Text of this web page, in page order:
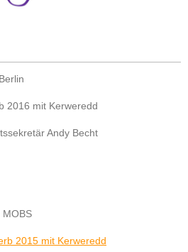
2016 mit Kerweredd
Andy Becht
2015 mit Kerweredd